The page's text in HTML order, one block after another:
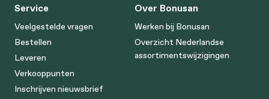
Service
Veelgestelde vragen
Bestellen
Leveren
Verkooppunten
Inschrijven nieuwsbrief
Over Bonusan
Werken bij Bonusan
Overzicht Nederlandse
assortimentswijzigingen